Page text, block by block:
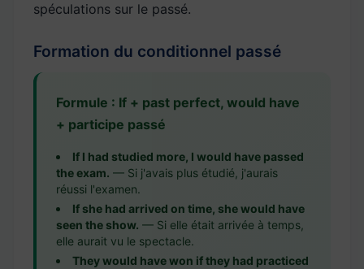
spéculations sur le passé.
Formation du conditionnel passé
Formule : If + past perfect, would have
+ participe passé
If I had studied more, I would have passed
the exam. — Si j'avais plus étudié, j'aurais
réussi l'examen.
If she had arrived on time, she would have
seen the show. — Si elle était arrivée à temps,
elle aurait vu le spectacle.
They would have won if they had practiced